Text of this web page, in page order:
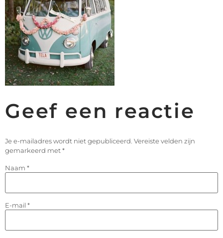
Geef een reactie
Je e-mailadres wordt niet gepubliceerd. Vereiste velden zijn
gemarkeerd met*
Naam *
E-mail *